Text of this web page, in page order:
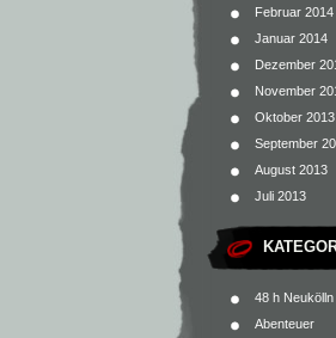
Februar 2014
Januar 2014
Dezember
November
Oktober 2013
September
August 2013
Juli 2013
48 h Neukölln
Abenteuer